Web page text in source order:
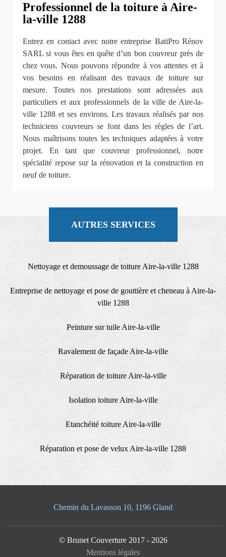
Professionnel de la toiture à Aire-
la-ville 1288
Entrez en contact avec notre entreprise BatiPro Rénov
SARL si vous êtes en quête d’un bon couvreur près de
chez vous. Nous pouvons répondre à vos attentes et à
vos besoins en réalisant des travaux de toiture sur
mesure. Toutes nos prestations sont adressées aux
particuliers et aux professionnels de la ville de Aire-la-
ville 1288 et ses environs. Les travaux réalisés par nos
techniciens couvreurs se font dans les règles de l’art.
Nous maîtrisons toutes les techniques adaptées à votre
projet. En tant que couvreur professionnel, notre
spécialité repose sur la rénovation et la construction en
neuf de toiture.
AUTRES SERVICES
Nettoyage et demoussage de toiture Aire-la-ville 1288
Entreprise de nettoyage et pose de gouttière et cheneau à Aire-la-
ville 1288
Peinture sur tuile Aire-la-ville
Ravalement de façade Aire-la-ville
Réparation de toiture Aire-la-ville
Isolation toiture Aire-la-ville
Etanchéité toiture Aire-la-ville
Réparation et pose de velux Aire-la-ville 1288
Chemin du Lavasson 10, 1196 Gland
© Brunet Couverture 2017 - 2026
Mentions légales